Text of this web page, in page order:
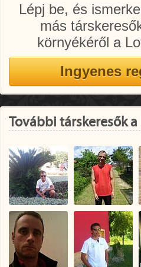
Lépj be, és
más
környékéről a
További társkeresők a